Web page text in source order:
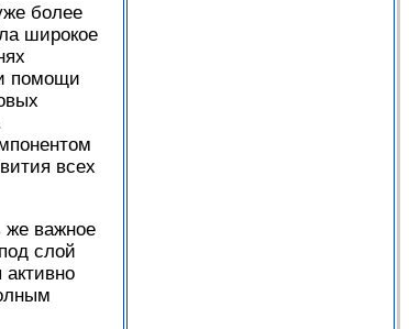
более
широкое
помощи
всех
же важное
слой
активно